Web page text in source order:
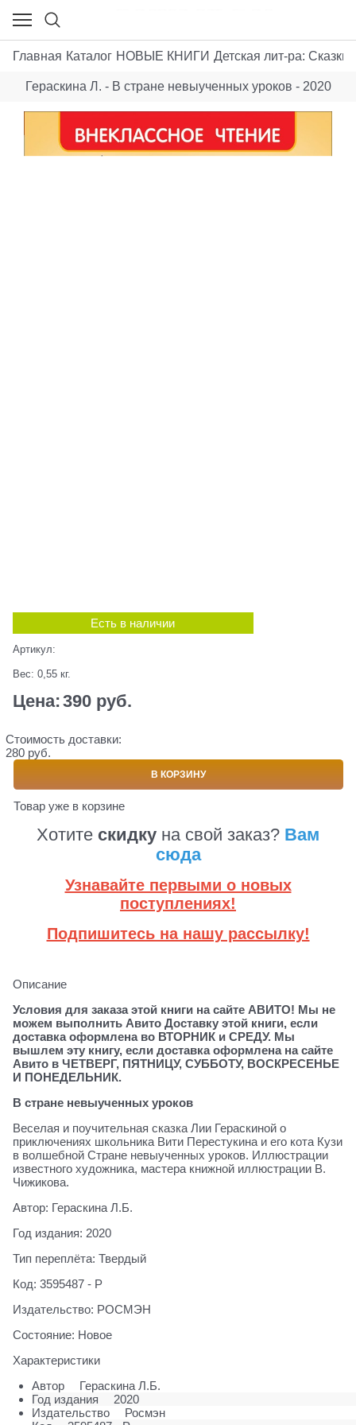
Главная Каталог НОВЫЕ КНИГИ Детская лит-ра:
Гераскина Л. - В стране невыученных уроков - 2020
Есть в наличии
Артикул:
Вес: 0,55 кг.
Цена:390 руб.
Стоимость доставки:
280 руб.
В КОРЗИНУ
Товар уже в корзине
Хотите скидку на свой заказ? Вам
сюда
Узнавайте первыми о новых
поступлениях!
Подпишитесь на нашу рассылку!
Описание
Условия для заказа этой книги на сайте АВИТО! Мы не
можем выполнить Авито Доставку этой книги, если
доставка оформлена во ВТОРНИК и СРЕДУ. Мы
вышлем эту книгу, если доставка оформлена на сайте
Авито в ЧЕТВЕРГ, ПЯТНИЦУ, СУББОТУ, ВОСКРЕСЕНЬЕ
И ПОНЕДЕЛЬНИК.
В стране невыученных уроков
Веселая и поучительная сказка Лии Гераскиной о
приключениях школьника Вити Перестукина и его кота Кузи
в волшебной Стране невыученных уроков. Иллюстрации
известного художника, мастера книжной иллюстрации В.
Чижикова.
Автор: Гераскина Л.Б.
Год издания: 2020
Тип переплёта: Твердый
Код: 3595487 - Р
Издательство: РОСМЭН
Состояние: Новое
Характеристики
Автор
Гераскина Л.Б.
Год издания
2020
Издательство
Росмэн